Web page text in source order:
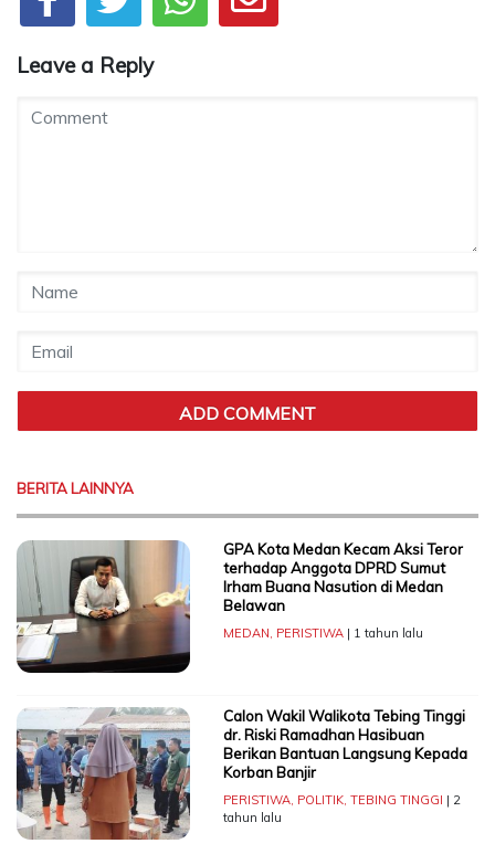
Leave a Reply
BERITA LAINNYA
GPA Kota Medan Kecam Aksi Teror
terhadap Anggota DPRD Sumut
Irham Buana Nasution di Medan
Belawan
MEDAN, PERISTIWA| 1 tahun lalu
Calon Wakil Walikota Tebing Tinggi
dr. Riski Ramadhan Hasibuan
Berikan Bantuan Langsung Kepada
Korban Banjir
PERISTIWA, POLITIK, TEBING TINGGI | 2
tahun lalu